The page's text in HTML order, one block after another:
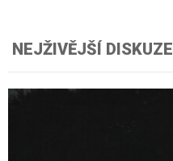
NEJŽIVĚJŠÍ DISKUZE